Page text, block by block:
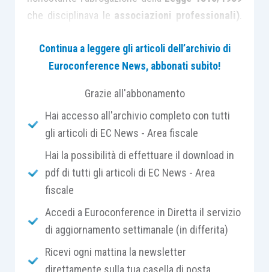
che disciplinava le associazioni professionali)
per le stp, coincidente con quella propria della
tipologia di società prescelta dai soci, più
alle ipotesi che possono modificare
l’organizzazione dell’associazione. Si pensi, ad
esempio, alloscioglimento del rapporto sociale
a seguito di morte, recesso o esclusione del
singolo socio
Sul piano civilistico le associazioni professionali
giurisprudenza, pur con qualche variante
Continua a leggere gli articoli dell’archivio di
Euroconference News, abbonati subito!
Grazie all'abbonamento
Hai accesso all'archivio completo con tutti
gli articoli di EC News - Area fiscale
Hai la possibilità di effettuare il download in
pdf di tutti gli articoli di EC News - Area
fiscale
Accedi a Euroconference in Diretta il servizio
di aggiornamento settimanale (in differita)
Ricevi ogni mattina la newsletter
direttamente sulla tua casella di posta